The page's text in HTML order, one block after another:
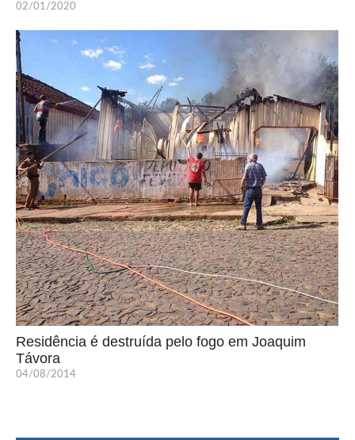
02/01/2020
Residência é destruída pelo fogo em Joaquim
Távora
04/08/2014